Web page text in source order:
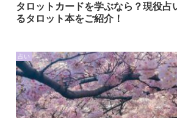
タロットカードを学ぶなら？現役占
るタロット本をご紹介！
占い